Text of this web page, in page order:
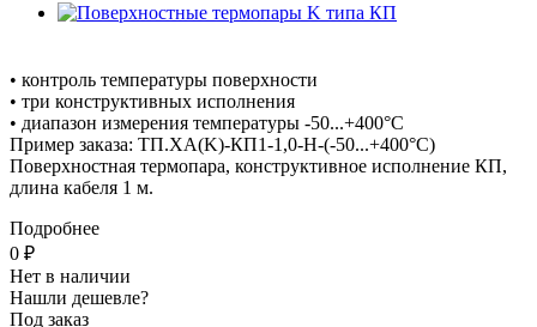
• контроль температуры поверхности
• три конструктивных исполнения
• диапазон измерения температуры -50...+400°С
Пример заказа: ТП.ХА(K)-КП1-1,0-Н-(-50...+400°С)
Поверхностная термопара, конструктивное исполнение КП,
длина кабеля 1 м.
Подробнее
0 ₽
Нет в наличии
Нашли дешевле?
Под заказ